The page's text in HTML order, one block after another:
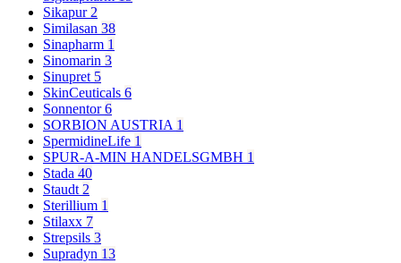
Sikapur 2
Similasan 38
Sinapharm 1
Sinomarin 3
Sinupret 5
SkinCeuticals 6
Sonnentor6
SORBION AUSTRIA 1
SpermidineLife 1
SPUR-A-MIN HANDELSGMBH 1
Stada 40
Staudt 2
Sterillium 1
Stilaxx 7
Strepsils 3
Supradyn 13